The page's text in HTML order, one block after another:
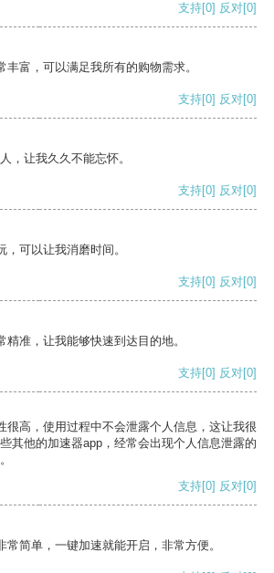
支持[0] 反对[0]
丰富，可以满足我所有的购物需求。
支持[0] 反对[0]
，让我久久不能忘怀。
支持[0] 反对[0]
可以让我消磨时间。
支持[0] 反对[0]
准，让我能够快速到达目的地。
支持[0] 反对[0]
很高，使用过程中不会泄露个人信息，这让我很
其他的加速器app，经常会出现个人信息泄露的
支持[0] 反对[0]
常简单，一键加速就能开启，非常方便。